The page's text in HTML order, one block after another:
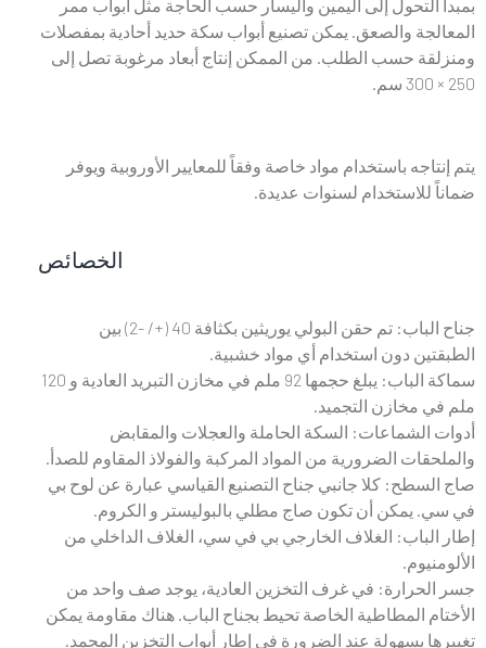
التحول إلى اليمين واليسار حسب الحاجة مثل أبواب ممر
والصعق. يمكن تصنيع أبواب سكة حديد أحادية بمفصلات
حسب الطلب. من الممكن إنتاج أبعاد مرغوبة تصل إلى
باستخدام مواد خاصة وفقاً للمعايير الأوروبية ويوفر
للاستخدام لسنوات عديدة.
الخصائص
جناح الباب: تم حقن البولي يوريثين بكثافة 40 (+/ -2) بين
دون استخدام أي مواد خشبية.
سماكة الباب: يبلغ حجمها 92 ملم في مخازن التبريد العادية و 120
مخازن التجميد.
الشماعات: السكة الحاملة والعجلات والمقابض
الضرورية من المواد المركبة والفولاذ المقاوم للصدأ.
كلا جانبي جناح التصنيع القياسي عبارة عن لوح بي
يمكن أن تكون صاج مطلي بالبوليستر و الكروم.
الغلاف الخارجي بي في سي، الغلاف الداخلي من
في غرف التخزين العادية، يوجد صف واحد من
المطاطية الخاصة تحيط بجناح الباب. هناك مقاومة يمكن
بسهولة عند الضرورة في إطار أبواب التخزين المجمد.